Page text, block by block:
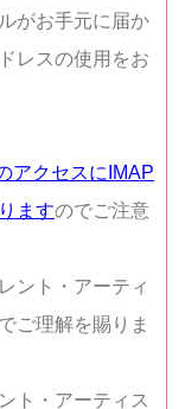
がお手元に届か
レスの使用をお
アクセスにIMAP
ますのでご注意
ント・アーティ
ご理解を賜りま
ト・アーティス